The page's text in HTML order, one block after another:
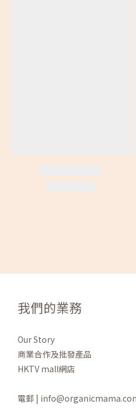
我們的業務
Our Story
商業合作及批發產品
HKTV mall網店
電郵 |